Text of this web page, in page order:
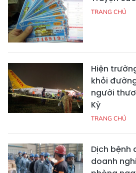
TRANG CHỦ
Hiện
khỏi
người
Kỳ
TRANG CHỦ
Dịch bệnh
doanh